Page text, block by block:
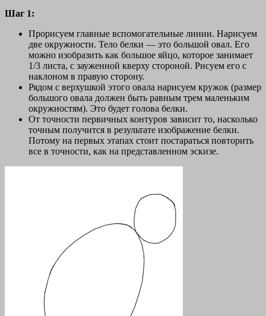
Шаг 1:
Прорисуем главные вспомогательные линии. Нарисуем
две окружности. Тело белки — это большой овал. Его
можно изобразить как большое яйцо, которое занимает
1/3 листа, с зауженной кверху стороной. Рисуем его с
наклоном в правую сторону.
Рядом с верхушкой этого овала нарисуем кружок (размер
большого овала должен быть равным трем маленьким
окружностям). Это будет голова белки.
От точности первичных контуров зависит то, насколько
точным получится в результате изображение белки.
Потому на первых этапах стоит постараться повторить
все в точности, как на представленном эскизе.